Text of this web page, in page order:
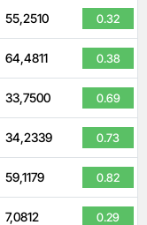
55,2510 0.32
64,4811 0.38
33,7500 0.69
34,2339 0.73
59,1179 0.82
7,0812 0.29